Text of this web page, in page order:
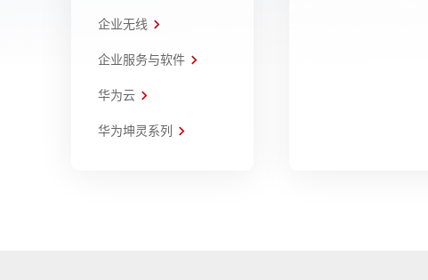
企业无线
企业服务与软件
华为云
华为坤灵系列